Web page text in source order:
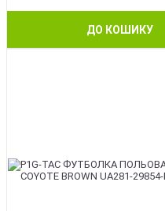
ДО КОШИКУ